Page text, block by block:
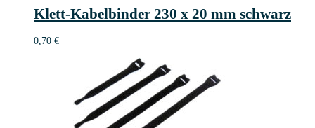
Klett-Kabelbinder 230 x 20 mm schwarz
0,70 €